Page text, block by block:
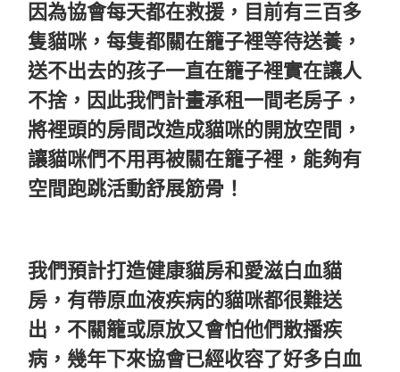
因為協會每天都在救援，目前有三百多
隻貓咪，每隻都關在籠子裡等待送養，
送不出去的孩子一直在籠子裡實在讓人
不捨，因此我們計畫承租一間老房子，
將裡頭的房間改造成貓咪的開放空間，
讓貓咪們不用再被關在籠子裡，能夠有
空間跑跳活動舒展筋骨！
我們預計打造健康貓房和愛滋白血貓
房，有帶原血液疾病的貓咪都很難送
出，不關籠或原放又會怕他們散播疾
病，幾年下來協會已經收容了好多白血